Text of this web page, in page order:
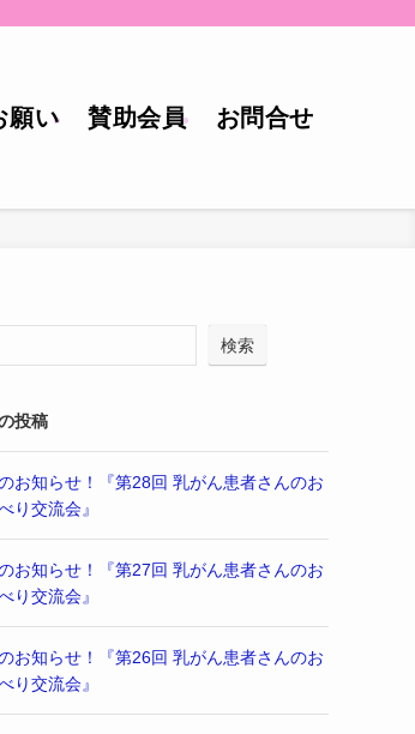
願い 賛助会員 お問合せ
検索
投稿
お知らせ！『第28回 乳がん患者さんのお
り交流会』
お知らせ！『第27回 乳がん患者さんのお
り交流会』
お知らせ！『第26回 乳がん患者さんのお
り交流会』